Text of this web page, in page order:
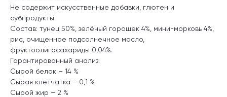
Не содержит искусственные добавки, глютен и
субпродукты.
Состав: тунец 50%, зелёный горошек 4%, мини-морковь 4%,
рис, очищенное подсолнечное масло,
фруктоолигосахариды 0,04%.
Гарантированный анализ:
Сырой белок – 14 %
Сырая клетчатка – 0,1 %
Сырой жир – 2 %